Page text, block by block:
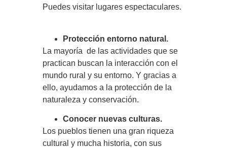
Puedes visitar lugares espectaculares.
Protección entorno natural.
La mayoría de las actividades que se
practican buscan la interacción con el
mundo rural y su entorno. Y gracias a
ello, ayudamos a la protección de la
naturaleza y conservación.
Conocer nuevas culturas.
Los pueblos tienen una gran riqueza
cultural y mucha historia, con sus